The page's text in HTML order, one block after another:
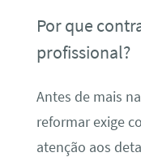
Por que
profissional?
Antes de mais
reformar exige
atenção aos